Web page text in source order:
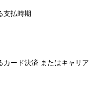
支払時期
カード決済 またはキャリア